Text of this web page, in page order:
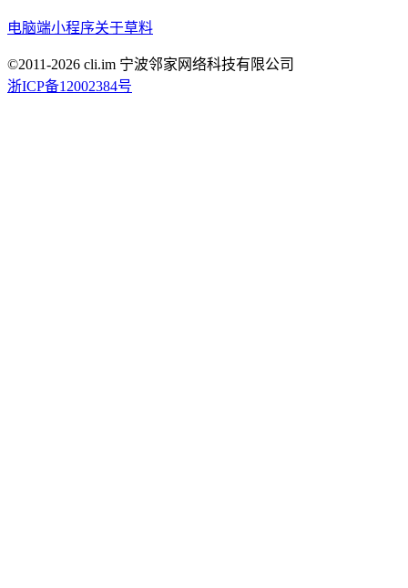
电脑端小程序关于草料
©2011-2026 cli.im 宁波邻家网络科技有限公司
浙ICP备12002384号